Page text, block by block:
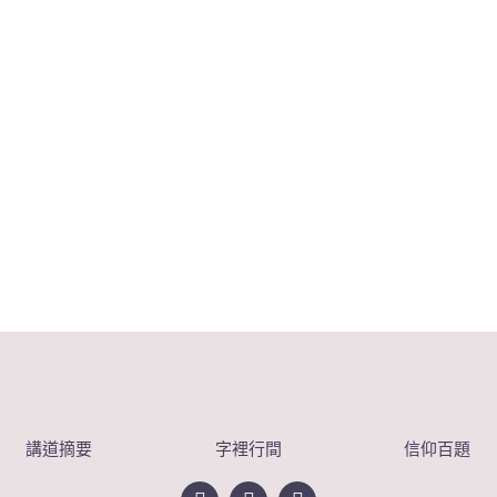
講道摘要 字裡行間 信仰百題